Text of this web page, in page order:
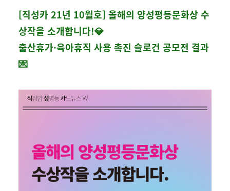
[직성카 21년 10월호] 올해의 양성평등문화상 수
상작을 소개합니다!💎
출산휴가·육아휴직 사용 촉진 슬로건 공모전 결과
💌